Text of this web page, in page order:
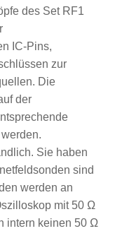
des Set RF1
IC-Pins,
zur
Die
der
Sie haben
sind
werden an
mit 50 Ω
intern keinen 50 Ω